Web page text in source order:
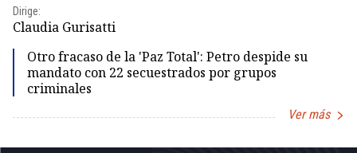
Dirige:
Claudia Gurisatti
Otro fracaso de la 'Paz Total': Petro despide su
mandato con 22 secuestrados por grupos
criminales
Ver más
1